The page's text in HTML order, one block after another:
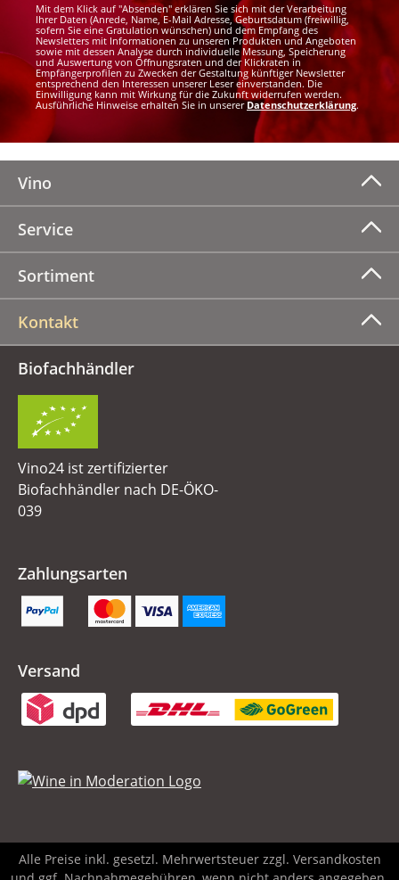
Mit dem Klick auf "Absenden" erklären Sie sich mit der Verarbeitung
Ihrer Daten (Anrede, Name, E-Mail Adresse, Geburtsdatum (freiwillig,
sofern Sie eine Gratulation wünschen) und dem Empfang des
Newsletters mit Informationen zu unseren Produkten und Angeboten
sowie mit dessen Analyse durch individuelle Messung, Speicherung
und Auswertung von Öffnungsraten und der Klickraten in
Empfängerprofilen zu Zwecken der Gestaltung künftiger Newsletter
entsprechend den Interessen unserer Leser einverstanden. Die
Einwilligung kann mit Wirkung für die Zukunft widerrufen werden.
Ausführliche Hinweise erhalten Sie in unsererDatenschutzerklärung.
Vino
Service
Sortiment
Kontakt
Biofachhändler
Vino24 ist zertifizierter
Biofachhändler nach DE-ÖKO-
039
Zahlungsarten
Versand
Alle Preise inkl. gesetzl. Mehrwertsteuer zzgl. Versandkosten